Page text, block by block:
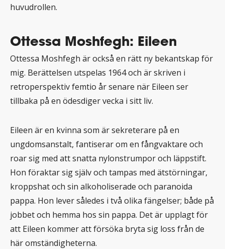
huvudrollen.
Ottessa Moshfegh: Eileen
Ottessa Moshfegh är också en rätt ny bekantskap för
mig. Berättelsen utspelas 1964 och är skriven i
retroperspektiv femtio år senare när Eileen ser
tillbaka på en ödesdiger vecka i sitt liv.
Eileen är en kvinna som är sekreterare på en
ungdomsanstalt, fantiserar om en fångvaktare och
roar sig med att snatta nylonstrumpor och läppstift.
Hon föraktar sig själv och tampas med ätstörningar,
kroppshat och sin alkoholiserade och paranoida
pappa. Hon lever således i två olika fängelser; både på
jobbet och hemma hos sin pappa. Det är upplagt för
att Eileen kommer att försöka bryta sig loss från de
här omständigheterna.